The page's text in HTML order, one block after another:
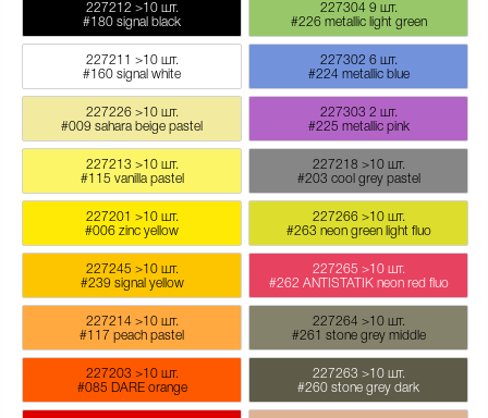
227212
#180 signal black
>10 шт.
227211
#160 signal white
>10 шт.
227226
#009 sahara beige pastel
>10 шт.
227213
#115 vanilla pastel
>10 шт.
227201
#006 zinc yellow
>10 шт.
227245
#239 signal yellow
>10 шт.
227214
#117 peach pastel
>10 шт.
227203
#085 DARE orange
>10 шт.
227304
#226 metallic light green
9 шт.
227302
#224 metallic blue
6 шт.
227303
#225 metallic pink
2 шт.
227218
#203 cool grey pastel
>10 шт.
227266
#263 neon green light fluo
>10 шт.
227265
#262 ANTISTATIK neon red fluo
>10 шт.
227264
#261 stone grey middle
>10 шт.
227263
#260 stone grey dark
>10 шт.